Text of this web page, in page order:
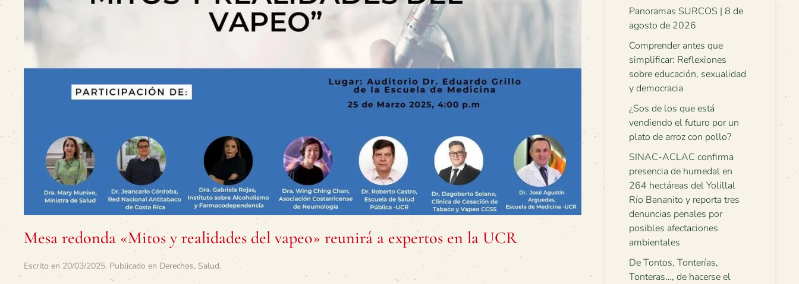
Mesa redonda «Mitos y realidades del vapeo» reunirá a expertos en la UCR
Escrito en 20/03/2025. Publicado en Derechos, Salud.
Panoramas SURCOS | 8 de
agosto de 2026
Comprender antes que
simplificar: Reflexiones
sobre educación, sexualidad
y democracia
¿Sos de los que está
vendiendo el futuro por un
plato de arroz con pollo?
SINAC-ACLAC confirma
presencia de humedal en
264 hectáreas del Yolillal
Río Bananito y reporta tres
denuncias penales por
posibles afectaciones
ambientales
De Tontos, Tonterías,
Tonteras…, de hacerse el